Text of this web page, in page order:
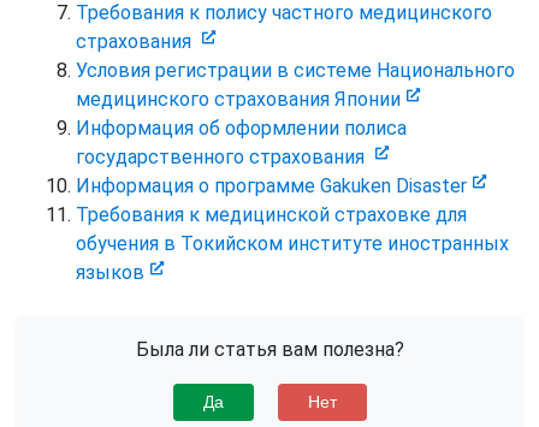
Требования к полису частного медицинского
страхования
Условия регистрации в системе Национального
медицинского страхования Японии
Информация об оформлении полиса
государственного страхования
Информация о программе Gakuken Disaster
Требования к медицинской страховке для
обучения в Токийском институте иностранных
языков
Была ли статья вам полезна?
Да Нет